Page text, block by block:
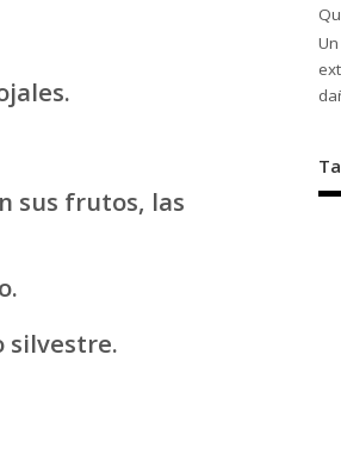
sus frutos, las
silvestre.